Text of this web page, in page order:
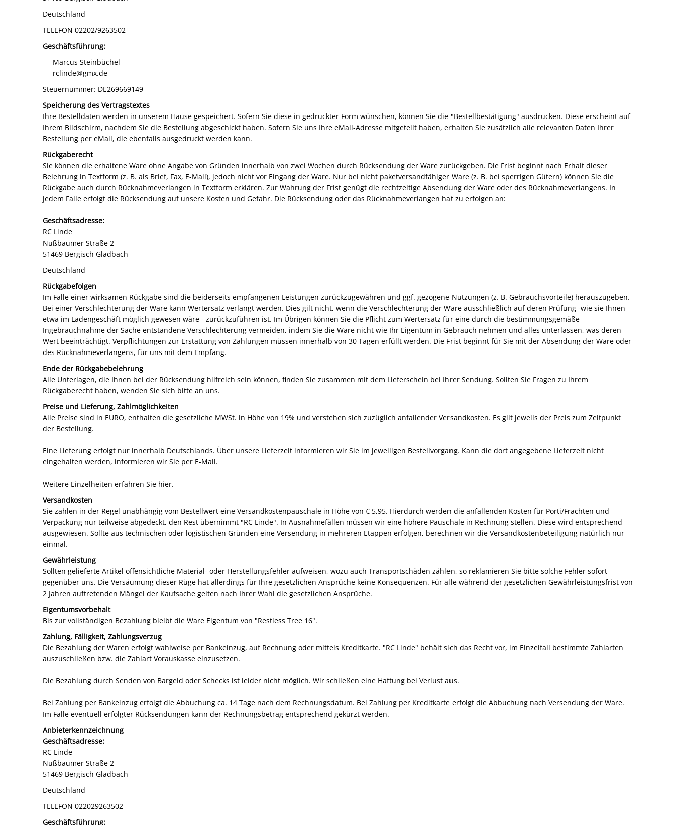
Deutschland
TELEFON 02202/9263502
Geschäftsführung:
Marcus Steinbüchel
rclinde@gmx.de
Steuernummer: DE269669149
Speicherung des Vertragstextes
Ihre Bestelldaten werden in unserem Hause gespeichert. Sofern Sie diese in gedruckter Form wünschen, können Sie die "Bestellbestätigung" ausdrucken. Diese erscheint auf
Ihrem Bildschirm, nachdem Sie die Bestellung abgeschickt haben. Sofern Sie uns Ihre eMail-Adresse mitgeteilt haben, erhalten Sie zusätzlich alle relevanten Daten Ihrer
Bestellung per eMail, die ebenfalls ausgedruckt werden kann.
Rückgaberecht
Sie können die erhaltene Ware ohne Angabe von Gründen innerhalb von zwei Wochen durch Rücksendung der Ware zurückgeben. Die Frist beginnt nach Erhalt dieser
Belehrung in Textform (z. B. als Brief, Fax, E-Mail), jedoch nicht vor Eingang der Ware. Nur bei nicht paketversandfähiger Ware (z. B. bei sperrigen Gütern) können Sie die
Rückgabe auch durch Rücknahmeverlangen in Textform erklären. Zur Wahrung der Frist genügt die rechtzeitige Absendung der Ware oder des Rücknahmeverlangens. In
jedem Falle erfolgt die Rücksendung auf unsere Kosten und Gefahr. Die Rücksendung oder das Rücknahmeverlangen hat zu erfolgen an:
Geschäftsadresse:
RC Linde
Nußbaumer Straße 2
51469 Bergisch Gladbach
Deutschland
Rückgabefolgen
Im Falle einer wirksamen Rückgabe sind die beiderseits empfangenen Leistungen zurückzugewähren und ggf. gezogene Nutzungen (z. B. Gebrauchsvorteile) herauszugeben.
Bei einer Verschlechterung der Ware kann Wertersatz verlangt werden. Dies gilt nicht, wenn die Verschlechterung der Ware ausschließlich auf deren Prüfung -wie sie Ihnen
etwa im Ladengeschäft möglich gewesen wäre - zurückzuführen ist. Im Übrigen können Sie die Pflicht zum Wertersatz für eine durch die bestimmungsgemäße
Ingebrauchnahme der Sache entstandene Verschlechterung vermeiden, indem Sie die Ware nicht wie Ihr Eigentum in Gebrauch nehmen und alles unterlassen, was deren
Wert beeinträchtigt. Verpflichtungen zur Erstattung von Zahlungen müssen innerhalb von 30 Tagen erfüllt werden. Die Frist beginnt für Sie mit der Absendung der Ware oder
des Rücknahmeverlangens, für uns mit dem Empfang.
Ende der Rückgabebelehrung
Alle Unterlagen, die Ihnen bei der Rücksendung hilfreich sein können, finden Sie zusammen mit dem Lieferschein bei Ihrer Sendung. Sollten Sie Fragen zu Ihrem
Rückgaberecht haben, wenden Sie sich bitte an uns.
Preise und Lieferung, Zahlmöglichkeiten
Alle Preise sind in EURO, enthalten die gesetzliche MWSt. in Höhe von 19% und verstehen sich zuzüglich anfallender Versandkosten. Es gilt jeweils der Preis zum Zeitpunkt
der Bestellung.
Eine Lieferung erfolgt nur innerhalb Deutschlands. Über unsere Lieferzeit informieren wir Sie im jeweiligen Bestellvorgang. Kann die dort angegebene Lieferzeit nicht
eingehalten werden, informieren wir Sie per E-Mail.
Weitere Einzelheiten erfahren Sie hier.
Versandkosten
Sie zahlen in der Regel unabhängig vom Bestellwert eine Versandkostenpauschale in Höhe von € 5,95. Hierdurch werden die anfallenden Kosten für Porti/Frachten und
Verpackung nur teilweise abgedeckt, den Rest übernimmt "RC Linde". In Ausnahmefällen müssen wir eine höhere Pauschale in Rechnung stellen. Diese wird entsprechend
ausgewiesen. Sollte aus technischen oder logistischen Gründen eine Versendung in mehreren Etappen erfolgen, berechnen wir die Versandkostenbeteiligung natürlich nur
einmal.
Gewährleistung
Sollten gelieferte Artikel offensichtliche Material- oder Herstellungsfehler aufweisen, wozu auch Transportschäden zählen, so reklamieren Sie bitte solche Fehler sofort
gegenüber uns. Die Versäumung dieser Rüge hat allerdings für Ihre gesetzlichen Ansprüche keine Konsequenzen. Für alle während der gesetzlichen Gewährleistungsfrist von
2 Jahren auftretenden Mängel der Kaufsache gelten nach Ihrer Wahl die gesetzlichen Ansprüche.
Eigentumsvorbehalt
Bis zur vollständigen Bezahlung bleibt die Ware Eigentum von "Restless Tree 16".
Zahlung, Fälligkeit, Zahlungsverzug
Die Bezahlung der Waren erfolgt wahlweise per Bankeinzug, auf Rechnung oder mittels Kreditkarte. "RC Linde" behält sich das Recht vor, im Einzelfall bestimmte Zahlarten
auszuschließen bzw. die Zahlart Vorauskasse einzusetzen.
Die Bezahlung durch Senden von Bargeld oder Schecks ist leider nicht möglich. Wir schließen eine Haftung bei Verlust aus.
Bei Zahlung per Bankeinzug erfolgt die Abbuchung ca. 14 Tage nach dem Rechnungsdatum. Bei Zahlung per Kreditkarte erfolgt die Abbuchung nach Versendung der Ware.
Im Falle eventuell erfolgter Rücksendungen kann der Rechnungsbetrag entsprechend gekürzt werden.
Anbieterkennzeichnung
Geschäftsadresse:
RC Linde
Nußbaumer Straße 2
51469 Bergisch Gladbach
Deutschland
TELEFON 022029263502
Geschäftsführung: